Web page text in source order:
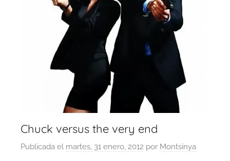
Chuck versus the very end
Publicada el martes, 31 enero, 2012 por Montsinya